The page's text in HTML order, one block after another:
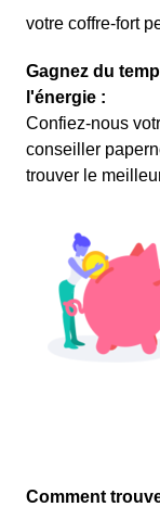
votre coffre-fort
Gagnez du
l'énergie :
Confiez-nous
conseiller
trouver le
Comment